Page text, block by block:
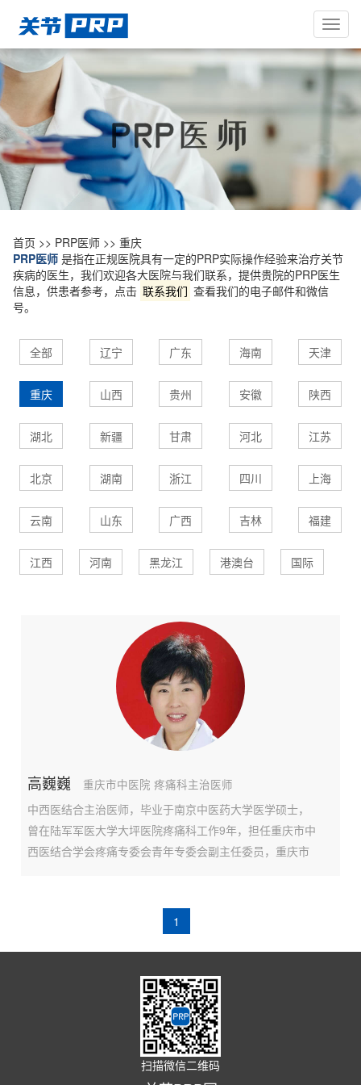
首页 >> PRP医师 >> 重庆
PRP医师 是指在正规医院具有一定的PRP实际操作经验来治疗关节
疾病的医生，我们欢迎各大医院与我们联系，提供贵院的PRP医生
信息，供患者参考，点击 联系我们 查看我们的电子邮件和微信
号。
全部 辽宁 广东 海南 天津
重庆 山西 贵州 安徽 陕西
湖北 新疆 甘肃 河北 江苏
北京 湖南 浙江 四川 上海
云南 山东 广西 吉林 福建
江西 河南 黑龙江 港澳台 国际
高巍巍 重庆市中医院 疼痛科主治医师
中西医结合主治医师，毕业于南京中医药大学医学硕士，
曾在陆军军医大学大坪医院疼痛科工作9年，担任重庆市中
西医结合学会疼痛专委会青年专委会副主任委员，重庆市
疼痛（如膝骨关节炎、肩周围炎、踝关节炎）等慢性软组
织疾病的诊断，并熟练掌握超声可视化的靶点精准介入治
疗，发表文章10余篇，参与《疼痛超声诊断图谱》的
1
扫描微信二维码